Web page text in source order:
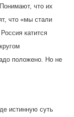
что их
что «мы стали
катится
положено. Но не
истинную суть